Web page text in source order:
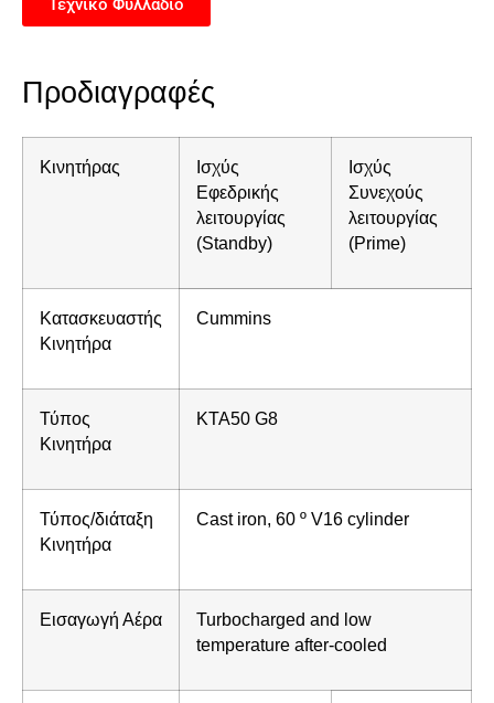
Τεχνικό Φυλλάδιο
Προδιαγραφές
Κινητήρας
Ισχύς
Εφεδρικής
λειτουργίας
(Standby)
Ισχύς
Συνεχούς
λειτουργίας
(Prime)
Κατασκευαστής
Κινητήρα
Cummins
Τύπος
Κινητήρα
KTA50 G8
Τύπος/διάταξη
Κινητήρα
Cast iron, 60 º V16 cylinder
Εισαγωγή Αέρα
Turbocharged and low
temperature after-cooled